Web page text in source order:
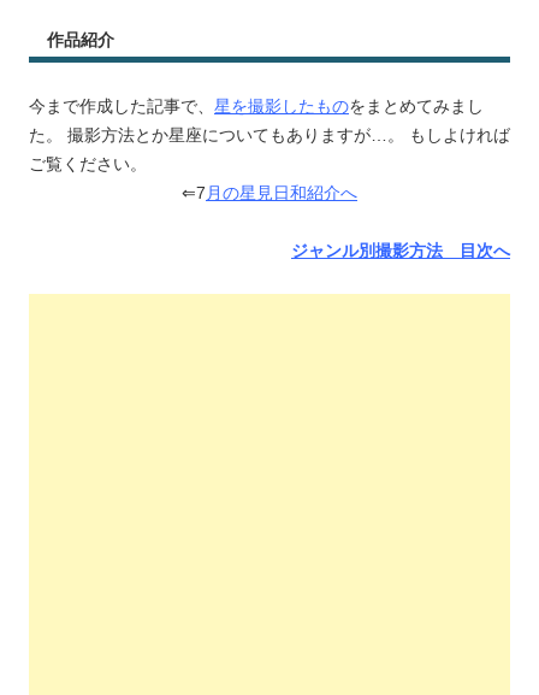
作品紹介
今まで作成した記事で、 星を撮影したものをまとめてみまし
た。 撮影方法とか星座についてもありますが…。 もしよければ
ご覧ください。
⇐7 月の星見日和紹介へ
ジャンル別撮影方法 目次へ